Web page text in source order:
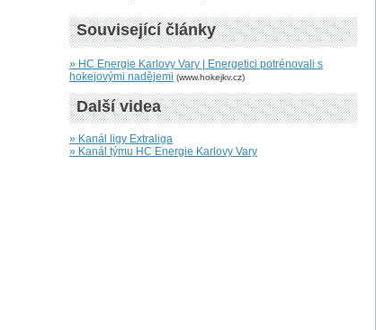
Související články
» HC Energie Karlovy Vary | Energetici potrénovali s
hokejovými nadějemi (www.hokejkv.cz)
Další videa
» Kanál ligy Extraliga
» Kanál týmu HC Energie Karlovy Vary